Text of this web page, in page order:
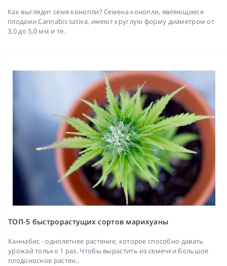
Как выглядит семя конопли? Семена конопли, являющиеся
плодами Cannabis sativa, имеют круглую форму диаметром от
3,0 до 5,0 мм и те..
ТОП-5 быстрорастущих сортов марихуаны
Каннабис - однолетнее растение, которое способно давать
урожай только 1 раз. Чтобы вырастить из семечки большое
плодоносное растен..